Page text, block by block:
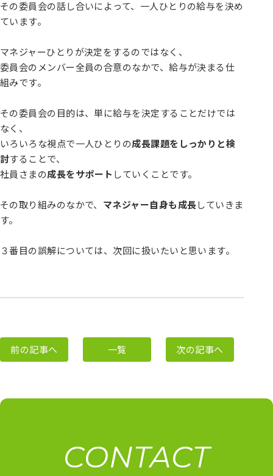
その委員会の話し合いによって、一人ひとりの給与を決め
ています。
マネジャーひとりが決定をするのではなく、
委員会のメンバー全員の合意のなかで、給与が決まる仕
組みです。
その委員会の目的は、単に給与を決定することだけでは
なく、
いろいろな視点で一人ひとりの成長課題をしっかりと検
討することで、
社員さまの成長をサポート していくことです。
その取り組みのなかで、 マネジャー自身も成長していきま
す。
３番目の誤解については、次回に扱いたいと思います。
前の記事へ 一覧 次の記事へ
CONTACT